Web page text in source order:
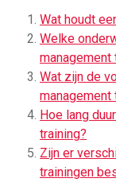
Wat houdt
Welke
management
Wat zijn de
management
Hoe lang
training?
Zijn er
trainingen